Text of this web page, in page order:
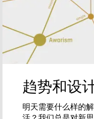
趋势和设
明天需要什么样的